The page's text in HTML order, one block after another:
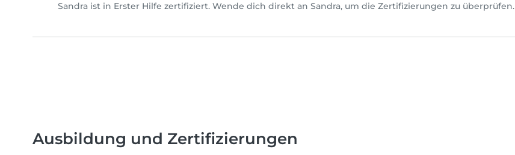
Sandra ist in Erster Hilfe zertifiziert. Wende dich direkt an Sandra, um die Zertifizierungen zu überprüfen.
Ausbildung und Zertifizierungen